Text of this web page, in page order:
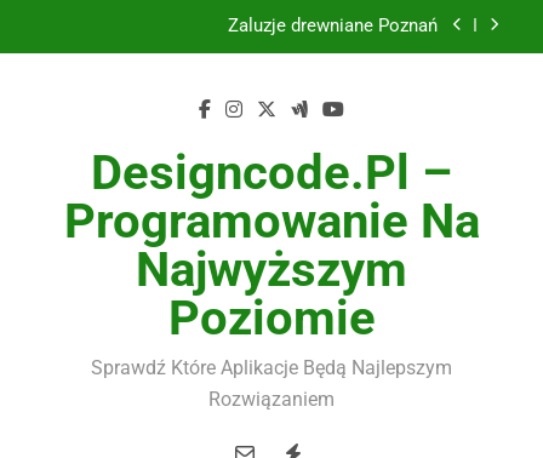
Żaluzje drewniane Poznań
Utylizacja odpadów Lublin
Żaluzje drewniane Poznań
Instalacje elektryczne Gdańsk
Designcode.pl –
Programowanie Na
Najwyższym
Poziomie
Sprawdź Które Aplikacje Będą Najlepszym
Rozwiązaniem